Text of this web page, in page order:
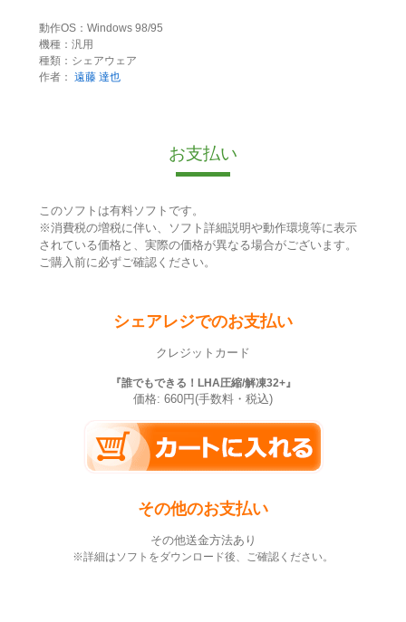
動作OS：Windows 98/95
機種：汎用
種類：シェアウェア
作者： 遠藤 達也
お支払い
このソフトは有料ソフトです。
※消費税の増税に伴い、ソフト詳細説明や動作環境等に表示
されている価格と、実際の価格が異なる場合がございます。
ご購入前に必ずご確認ください。
シェアレジでのお支払い
クレジットカード
『誰でもできる！LHA圧縮/解凍32+』
価格: 660円(手数料・税込)
その他のお支払い
その他送金方法あり
※詳細はソフトをダウンロード後、ご確認ください。